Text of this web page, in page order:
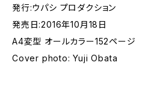
発行:ウパシ プロダクション
発売日:2016年10月18日
A4変型 オールカラー152ページ
Cover photo: Yuji Obata